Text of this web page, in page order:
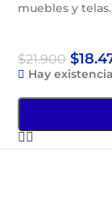
muebles y
$21.900 $
Hay